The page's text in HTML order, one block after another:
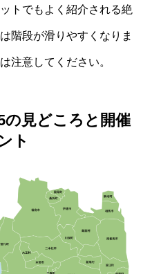
トでもよく紹介される絶
階段が滑りやすくなりま
注意してください。
の見どころと開催
ト